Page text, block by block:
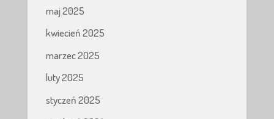
maj 2025
kwiecień 2025
marzec 2025
luty 2025
styczeń 2025